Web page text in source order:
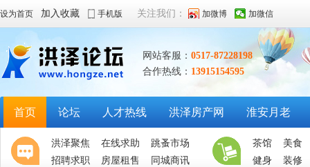
设为首页 加入收藏 手机版 关注我们： 加微博 加微信
网站客服： 0517-87228198
合作热线： 13915154595
首页 论坛 人才热线 洪泽房产网 淮安月老
洪泽聚焦 在线求助
跳蚤市场
招聘求职
房屋租售 同城商讯
茶馆
美食
健身
装修